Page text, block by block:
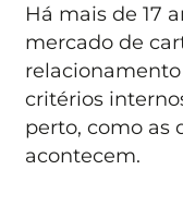
Há mais de 17
mercado de
critérios
perto, como as
acontecem.